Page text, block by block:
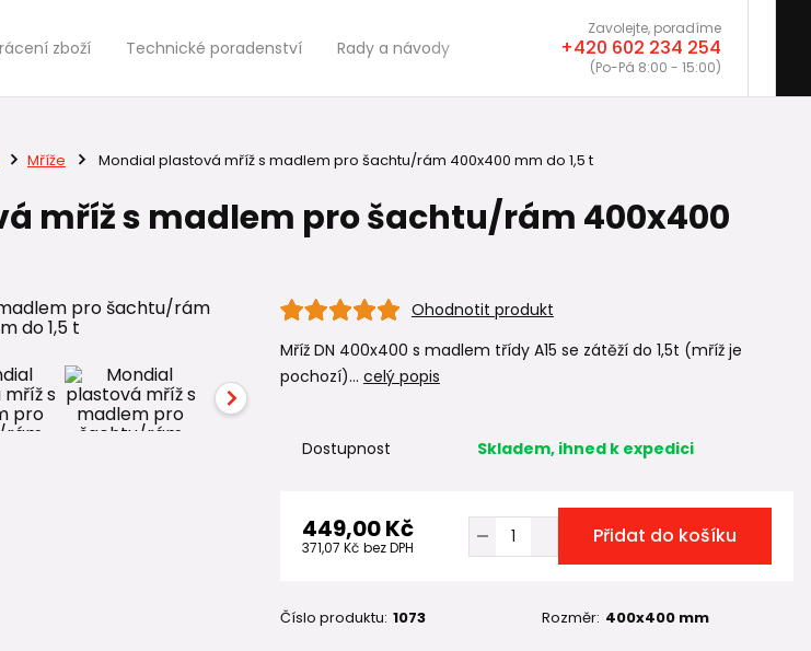
zboží Technické poradenství Rady a návody
Zavolejte, poradíme
+420 602 234 254
(Po-Pá 8:00 - 15:00)
Mříže Mondial plastová mříž s madlem pro šachtu/rám 400x400 mm do 1,5 t
mříž s madlem pro šachtu/rám 400x400
Ohodnotit produkt
Mříž DN 400x400 s madlem třídy A15 se zátěží do 1,5t (mříž je
pochozí)... celý popis
Dostupnost Skladem, ihned k expedici
449,00 Kč
371,07 Kč bez DPH Přidat do košíku
Číslo produktu: 1073 Rozměr: 400x400 mm